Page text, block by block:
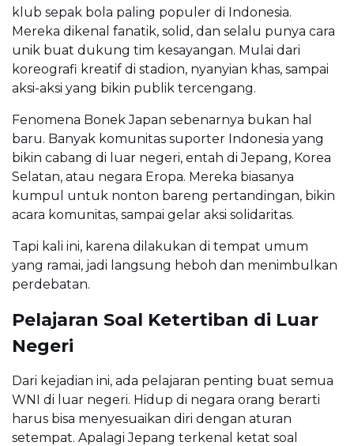
klub sepak bola paling populer di Indonesia.
Mereka dikenal fanatik, solid, dan selalu punya cara
unik buat dukung tim kesayangan. Mulai dari
koreografi kreatif di stadion, nyanyian khas, sampai
aksi-aksi yang bikin publik tercengang.
Fenomena Bonek Japan sebenarnya bukan hal
baru. Banyak komunitas suporter Indonesia yang
bikin cabang di luar negeri, entah di Jepang, Korea
Selatan, atau negara Eropa. Mereka biasanya
kumpul untuk nonton bareng pertandingan, bikin
acara komunitas, sampai gelar aksi solidaritas.
Tapi kali ini, karena dilakukan di tempat umum
yang ramai, jadi langsung heboh dan menimbulkan
perdebatan.
Pelajaran Soal Ketertiban di Luar
Negeri
Dari kejadian ini, ada pelajaran penting buat semua
WNI di luar negeri. Hidup di negara orang berarti
harus bisa menyesuaikan diri dengan aturan
setempat. Apalagi Jepang terkenal ketat soal